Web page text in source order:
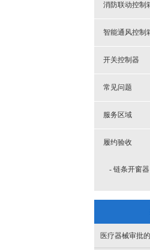
消防联动控制
智能通风控制
开关控制器
常见问题
服务区域
- 新乡电动遮
- 濮阳开窗机
- 鹤壁开窗机
履约验收
- 链条开窗器
- 消防开窗器
医疗器械审批